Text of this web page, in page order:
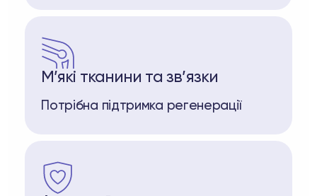
М’які тканини та зв’язки
Потрібна підтримка регенерації